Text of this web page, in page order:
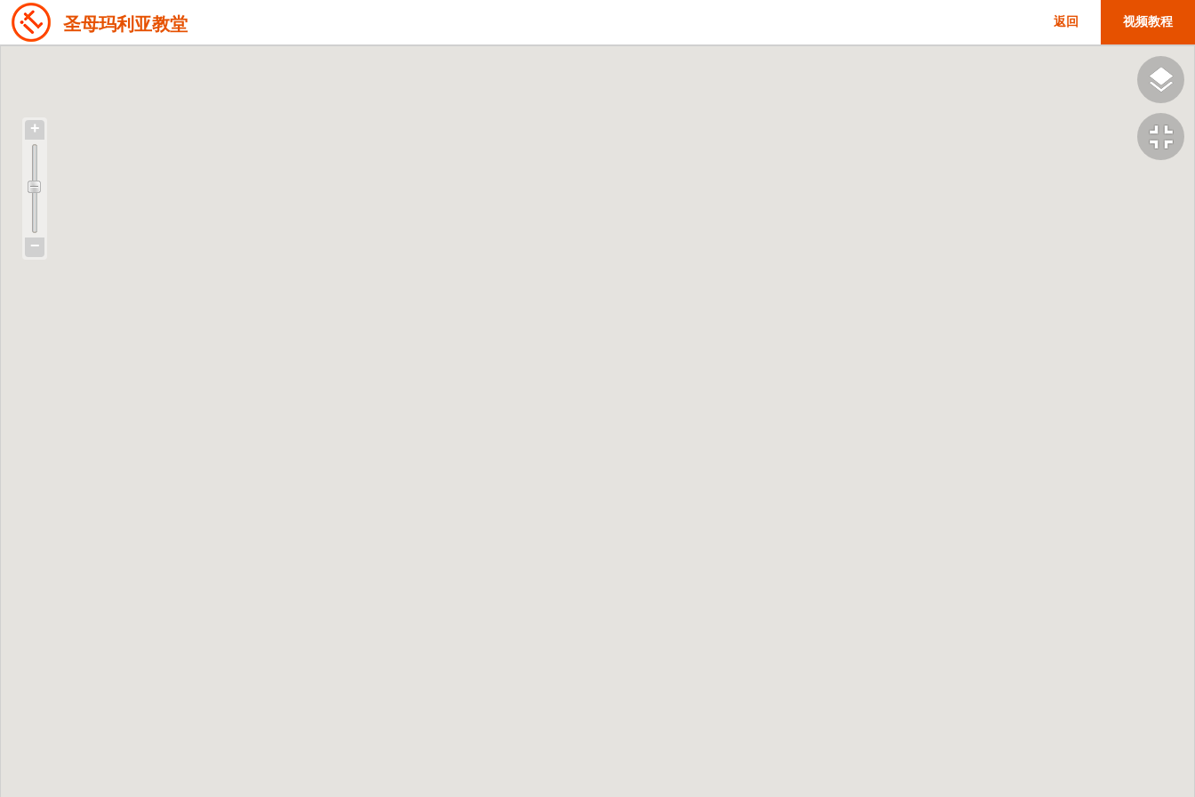
圣母玛利亚教堂 视频教程
返回
+
−
fullscreen_exit